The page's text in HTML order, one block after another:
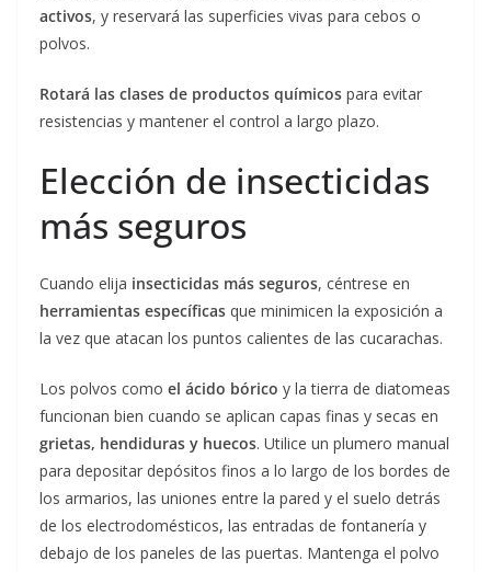
activos, y reservará las superficies vivas para cebos o
polvos.
Rotará las clases de productos químicos para evitar
resistencias y mantener el control a largo plazo.
Elección de insecticidas
más seguros
Cuando elija insecticidas más seguros, céntrese en
herramientas específicas que minimicen la exposición a
la vez que atacan los puntos calientes de las cucarachas.
Los polvos como el ácido bórico y la tierra de diatomeas
funcionan bien cuando se aplican capas finas y secas en
grietas, hendiduras y huecos. Utilice un plumero manual
para depositar depósitos finos a lo largo de los bordes de
los armarios, las uniones entre la pared y el suelo detrás
de los electrodomésticos, las entradas de fontanería y
debajo de los paneles de las puertas. Mantenga el polvo